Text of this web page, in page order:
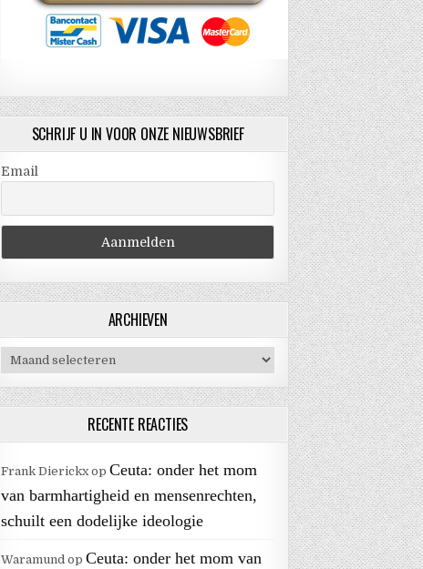
SCHRIJF U IN VOOR ONZE NIEUWSBRIEF
Email
ARCHIEVEN
Archieven
RECENTE REACTIES
Frank DierickxopCeuta: onder het mom
van barmhartigheid en mensenrechten,
schuilt een dodelijke ideologie
Waramund opCeuta: onder het mom van